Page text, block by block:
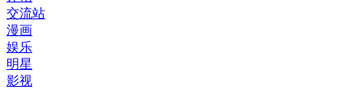
交流站
漫画
娱乐
明星
影视